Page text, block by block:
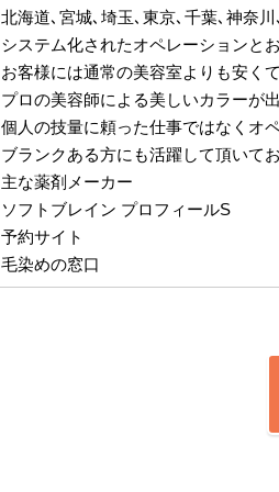
北海道､宮城､埼玉､東京､千葉､神奈
システム化されたオペレーションと
お客様には通常の美容室よりも安く
プロの美容師による美しいカラーが
個人の技量に頼った仕事ではなくオ
ブランクある方にも活躍して頂いてお
主な薬剤メーカー
ソフトブレイン プロフィールS
予約サイト
毛染めの窓口